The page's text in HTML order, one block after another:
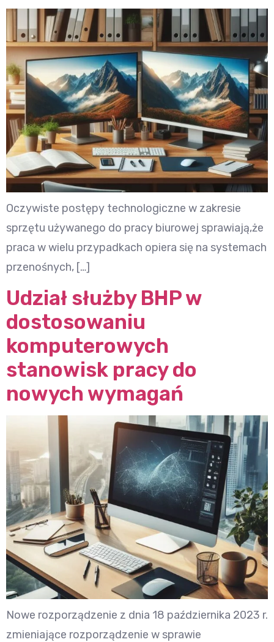
Oczywiste postępy technologiczne w zakresie
sprzętu używanego do pracy biurowej sprawiają,że
praca w wielu przypadkach opiera się na systemach
przenośnych, […]
Udział służby BHP w
dostosowaniu
komputerowych
stanowisk pracy do
nowych wymagań
Nowe rozporządzenie z dnia 18 października 2023 r.
zmieniające rozporządzenie w sprawie